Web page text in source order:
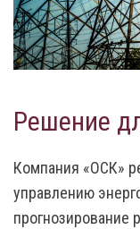
Решение
Компания «ОСК»
управлению
прогнозирование